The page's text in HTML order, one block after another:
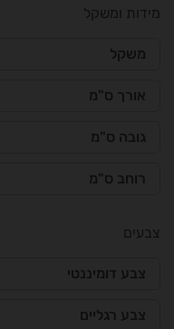
מידות ומשקל
משקל
אורך ס"מ
גובה ס"מ
רוחב ס"מ
צבעים
צבע דומיננטי
צבע רגליים